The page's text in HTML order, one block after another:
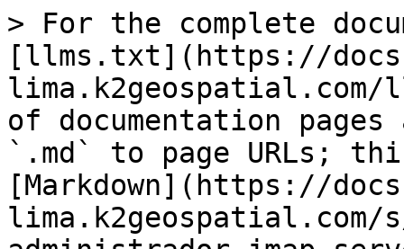
> For the complete
[llms.txt](https://
of documentation
`.md` to page URLs;
[Markdown](https://
lima.k2geospatial.com/